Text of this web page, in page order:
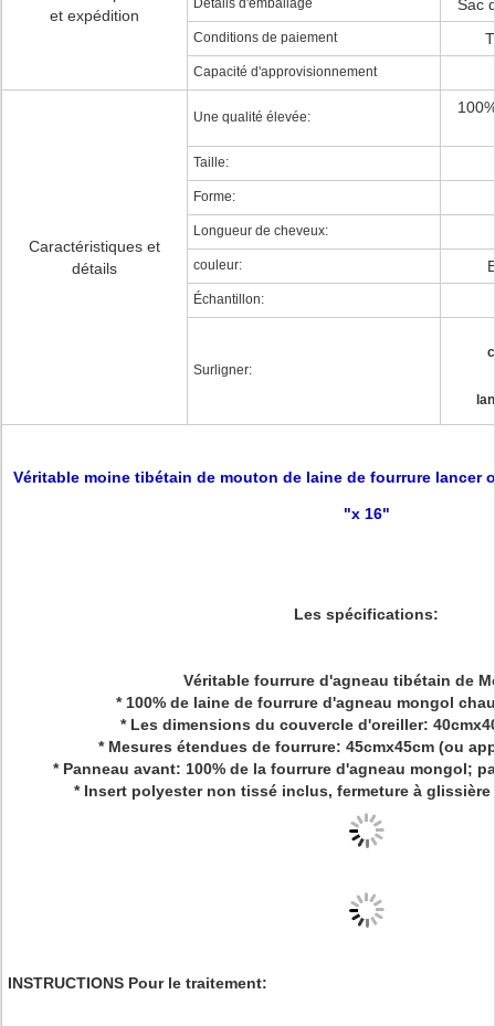
et expédition
Détails d'emballage Sac
Conditions de paiement
Capacité d'approvisionnement
Caractéristiques et
détails
Une qualité élevée:
Taille:
Forme:
Longueur de cheveux:
couleur:
Échantillon:
Surligner:
Véritable moine tibétain de mouton de laine de fourrure lancer
"x 16"
Les spécifications:
Véritable fourrure d'agneau tibétain de
* 100% de laine de fourrure d'agneau mongol
* Les dimensions du couvercle d'oreiller:
* Mesures étendues de fourrure: 45cmx45cm (ou
* Panneau avant: 100% de la fourrure d'agneau mongol;
* Insert polyester non tissé inclus, fermeture à glissière
INSTRUCTIONS Pour le traitement: